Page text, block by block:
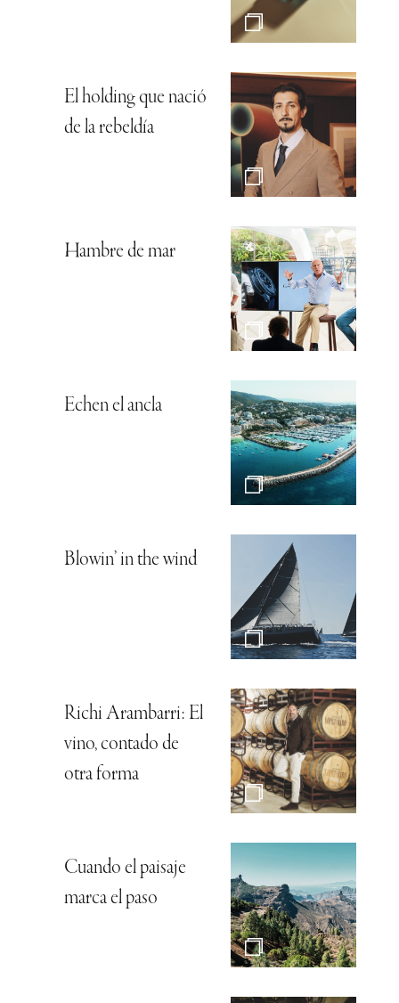
El holding que nació
de la rebeldía
Hambre de mar
Echen el ancla
Blowin’ in the wind
Richi Arambarri: El
vino, contado de
otra forma
Cuando el paisaje
marca el paso